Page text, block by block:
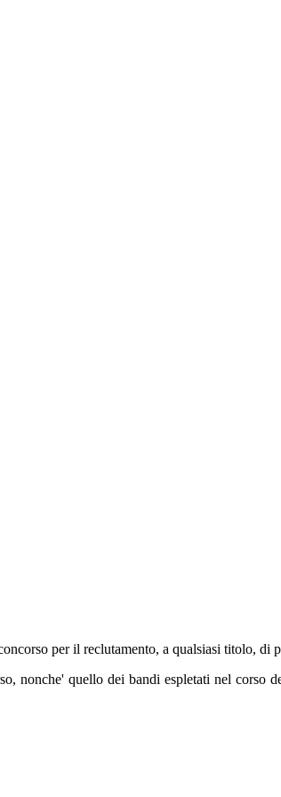
per il reclutamento, a qualsiasi titolo, di
nonche' quello dei bandi espletati nel corso